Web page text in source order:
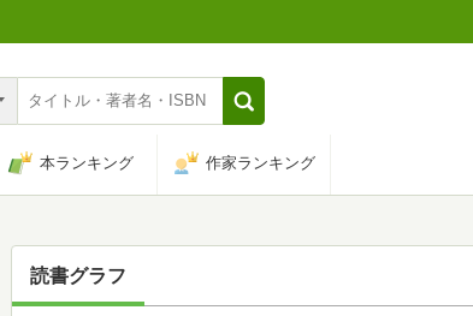
本ランキング 作家ランキング
読書グラフ